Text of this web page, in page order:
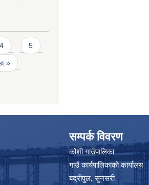
4 5
»
सम्पर्क विवरण
कोशी गाउँपालिका
गाउँ कार्यपालिकाको कार्यालय
बद्रीपुल, सुनसरी